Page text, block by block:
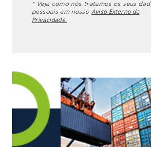
* Veja como nós tratamos os seus
pessoais em nosso Aviso Externo de
Privacidade.